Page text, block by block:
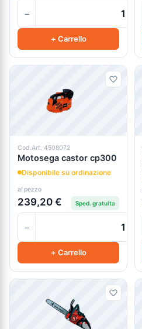
−
+ Carrello
Cod.Art. 4508072
Motosega castor cp300
Disponibile su ordinazione
al pezzo
239,20 € Sped. gratuita
−
+ Carrello